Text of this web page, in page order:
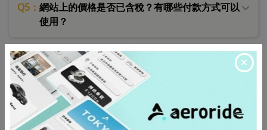
Q5： 網站上的價格是否已含稅？有哪些付款方式可以
使用？
安全與信任驗證
Q1：若接送途中發生意外，是否有提供乘客保險保